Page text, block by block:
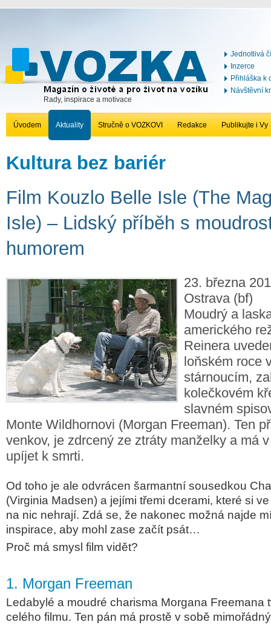
Rady, inspirace a motivace
Jednotlivá
Inzerce
Přihláška k
Návštěvní
Úvodem Aktuality Stručně o VOZKOVI Redakce Publikujte i Vy
Kultura bez bariér
Film Kouzlo Belle Isle (The
Isle) – Lidský příběh s
humorem
23. března
Ostrava (bf)
Moudrý a
amerického
Reinera
loňském roce
stárnoucím,
kolečkovém
slavném
Monte Wildhornovi (Morgan Freeman). Ten
venkov, je zdrcený ze ztráty manželky a má
upíjet k smrti.
Od toho je ale odvrácen šarmantní sousedkou
(Virginia Madsen) a jejími třemi dcerami, které si
na nic nehrají. Zdá se, že nakonec možná najde
inspirace, aby mohl zase začít psát…
Proč má smysl film vidět?
1. Morgan Freeman
Ledabylé a moudré charisma Morgana Freemana
celého filmu. Ten pán má prostě v sobě mimořádný